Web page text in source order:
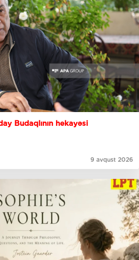
Budaqlının hekayəsi
9 avqust 2026